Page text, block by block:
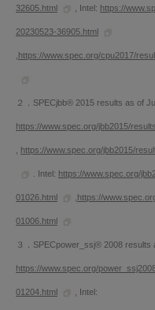
32605.html , Intel: https://
20230523-36905.html
https://www.spec.org/cpu2017/
２．SPECjbb® 2015 results as of
https://www.spec.org/jbb2015/
https://www.spec.org/jbb2015/
. Intel: https://www.spec.org/
01026.html https://
01006.html
３．SPECpower_ssj® 2008 results
https://www.spec.org/
01204.html , Intel: